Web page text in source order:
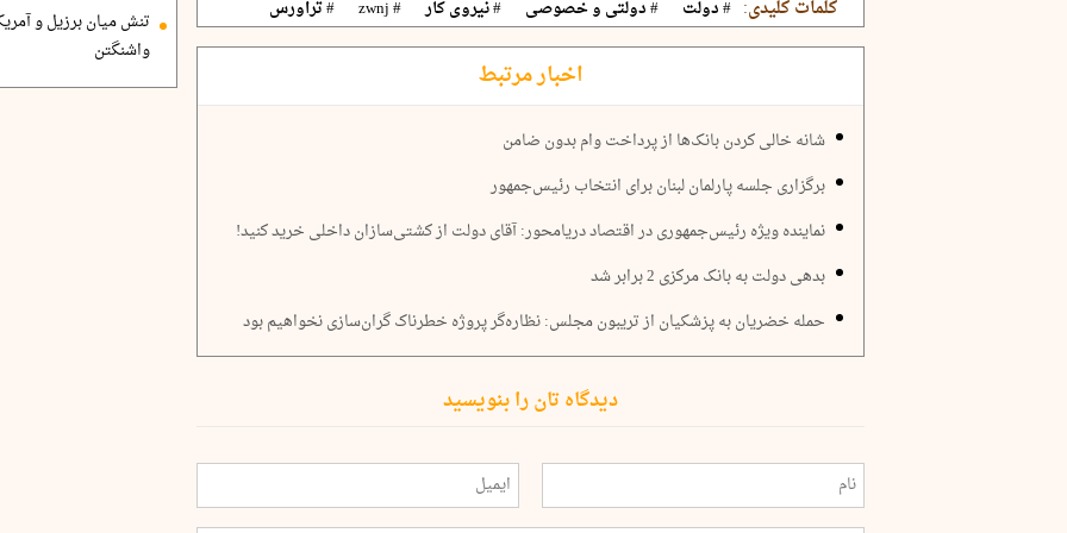
کلمات کلیدی: # دولت # دولتی و خصوصی # نیروی کار # zwnj # تراورس
اخبار مرتبط
‌شانه‌ خالی کردن بانک‌ها از پرداخت وام بدون ضامن
برگزاری جلسه پارلمان لبنان برای انتخاب رئیس‌جمهور
نماینده ویژه رئیس‌جمهوری در اقتصاد دریامحور: آقای دولت از کشتی‌سازان داخلی خرید کنید!
بدهی دولت به بانک مرکزی 2 برابر شد
حمله خضریان به پزشکیان از تریبون مجلس: نظاره‌گر پروژه خطرناک گران‌سازی نخواهیم بود
دیدگاه تان را بنویسید
تنش میان برزیل و
واشنگتن